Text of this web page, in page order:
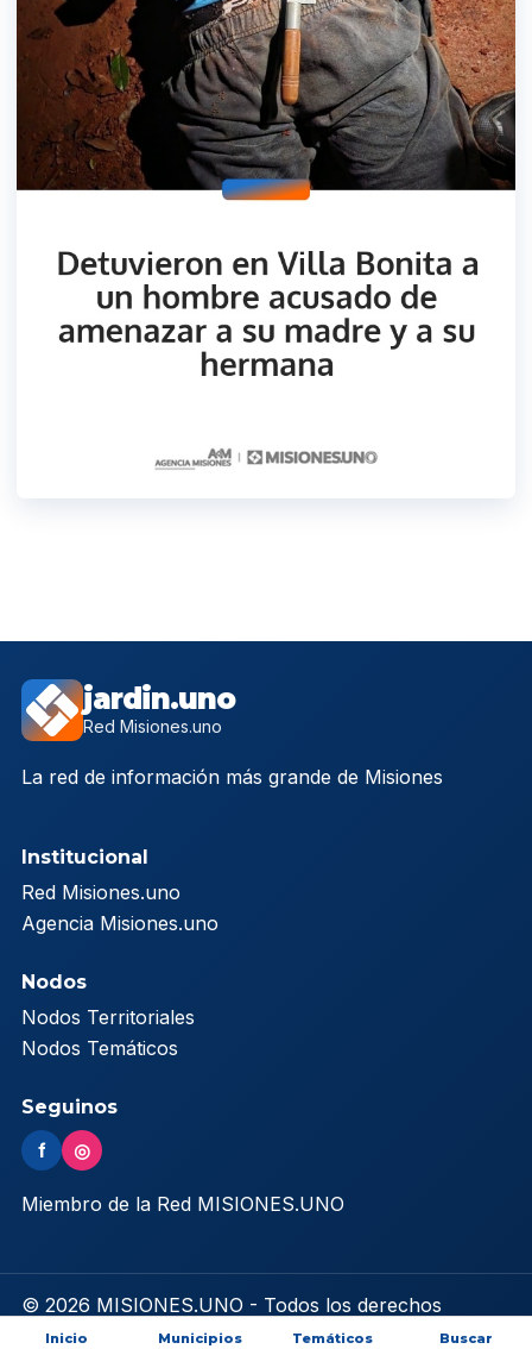
jardin.uno
Red Misiones.uno
La red de información más grande de Misiones
Institucional
Red Misiones.uno
Agencia Misiones.uno
Nodos
Nodos Territoriales
Nodos Temáticos
Seguinos
f ◎
Miembro de la Red MISIONES.UNO
© 2026 MISIONES.UNO - Todos los derechos
reservados
Inicio Municipios Temáticos Buscar